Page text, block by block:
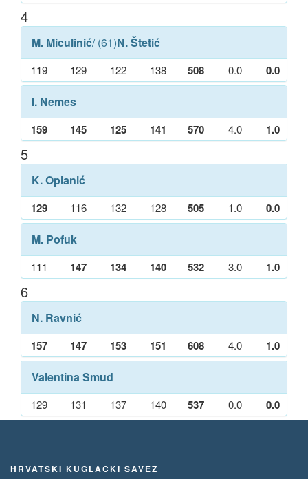
4
M. Miculinić/ (61)N. Štetić
119 129 122 138 508 0.0 0.0
I. Nemes
159 145 125 141 570 4.0 1.0
5
K. Oplanić
129 116 132 128 505 1.0 0.0
M. Pofuk
111 147 134 140 532 3.0 1.0
6
N. Ravnić
157 147 153 151 608 4.0 1.0
Valentina Smuđ
129 131 137 140 537 0.0 0.0
HRVATSKI KUGLAČKI SAVEZ